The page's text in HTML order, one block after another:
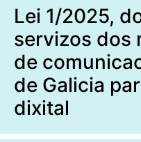
Lei 1/2025,
servizos dos
de
de Galicia
dixital